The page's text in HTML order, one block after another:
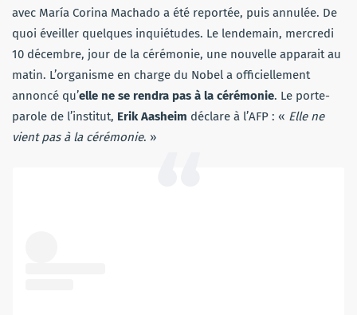
avec María Corina Machado a été reportée, puis annulée. De
quoi éveiller quelques inquiétudes. Le lendemain, mercredi
10 décembre, jour de la cérémonie, une nouvelle apparait au
matin. L’organisme en charge du Nobel a officiellement
annoncé qu’elle ne se rendra pas à la cérémonie. Le porte-
parole de l’institut, Erik Aasheim déclare à l’AFP : « Elle ne
vient pas à la cérémonie. »